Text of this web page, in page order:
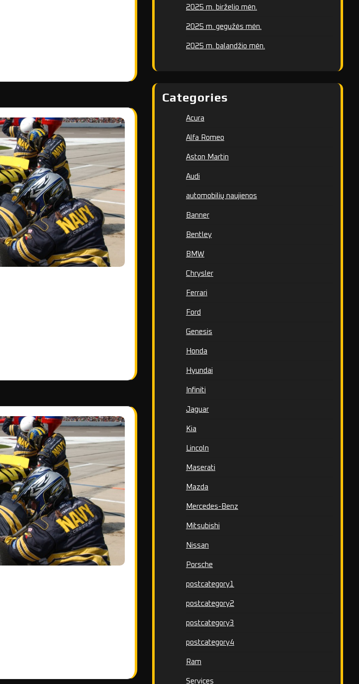
2025 m. birželio mėn.
2025 m. gegužės mėn.
2025 m. balandžio mėn.
Categories
Acura
Alfa Romeo
Aston Martin
Audi
automobilių naujienos
Banner
Bentley
BMW
Chrysler
Ferrari
Ford
Genesis
Honda
Hyundai
Infiniti
Jaguar
Kia
Lincoln
Maserati
Mazda
Mercedes-Benz
Mitsubishi
Nissan
Porsche
postcategory1
postcategory2
postcategory3
postcategory4
Ram
Services